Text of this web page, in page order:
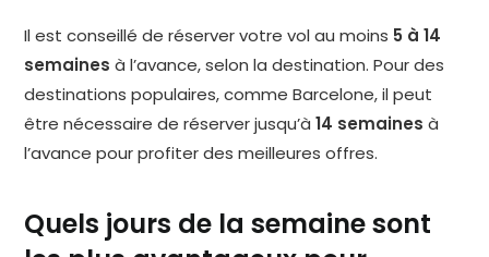
Il est conseillé de réserver votre vol au moins 5 à 14
semaines à l’avance, selon la destination. Pour des
destinations populaires, comme Barcelone, il peut
être nécessaire de réserver jusqu’à14 semaines à
l’avance pour profiter des meilleures offres.
Quels jours de la semaine sont